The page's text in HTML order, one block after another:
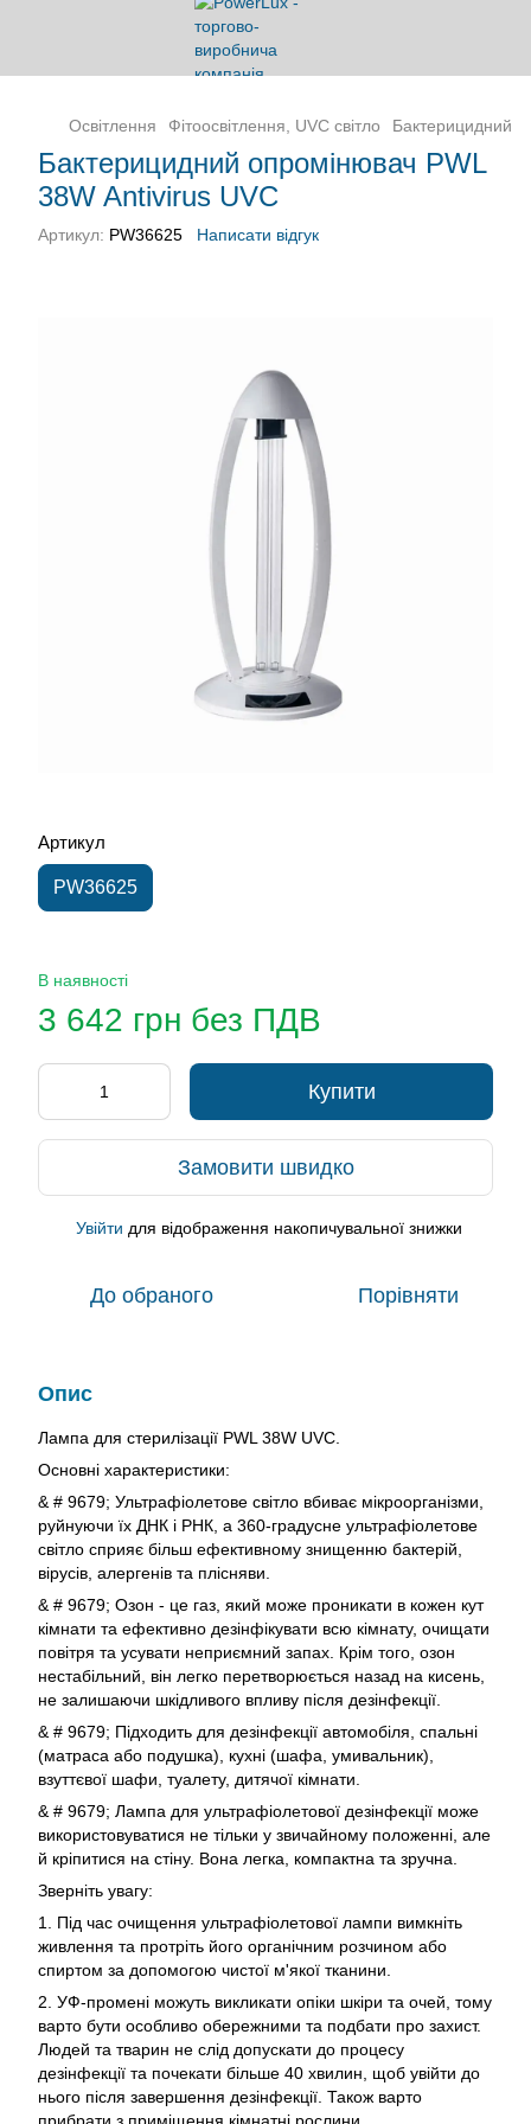
Освітлення Фітоосвітлення, UVC світло Бактерицидний
Бактерицидний опромінювач PWL
38W Antivirus UVC
Артикул: PW36625 Написати відгук
Артикул
PW36625
В наявності
3 642 грн без ПДВ
Купити
Замовити швидко
Увійти для відображення накопичувальної знижки
До обраного Порівняти
Опис
Лампа для стерилізації PWL 38W UVC.
Основні характеристики:
& # 9679; Ультрафіолетове світло вбиває мікроорганізми,
руйнуючи їх ДНК і РНК, а 360-градусне ультрафіолетове
світло сприяє більш ефективному знищенню бактерій,
вірусів, алергенів та плісняви.
& # 9679; Озон - це газ, який може проникати в кожен кут
кімнати та ефективно дезінфікувати всю кімнату, очищати
повітря та усувати неприємний запах. Крім того, озон
нестабільний, він легко перетворюється назад на кисень,
не залишаючи шкідливого впливу після дезінфекції.
& # 9679; Підходить для дезінфекції автомобіля, спальні
(матраса або подушка), кухні (шафа, умивальник),
взуттєвої шафи, туалету, дитячої кімнати.
& # 9679; Лампа для ультрафіолетової дезінфекції може
використовуватися не тільки у звичайному положенні, але
й кріпитися на стіну. Вона легка, компактна та зручна.
Зверніть увагу:
1. Під час очищення ультрафіолетової лампи вимкніть
живлення та протріть його органічним розчином або
спиртом за допомогою чистої м'якої тканини.
2. УФ-промені можуть викликати опіки шкіри та очей, тому
варто бути особливо обережними та подбати про захист.
Людей та тварин не слід допускати до процесу
дезінфекції та почекати більше 40 хвилин, щоб увійти до
нього після завершення дезінфекції. Також варто